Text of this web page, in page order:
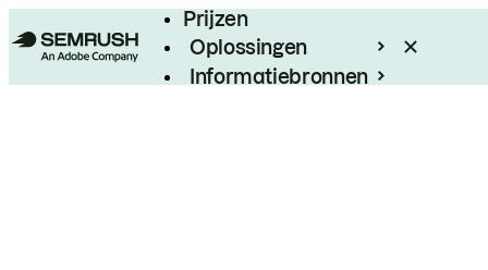
Prijzen
Oplossingen
Informatiebronnen